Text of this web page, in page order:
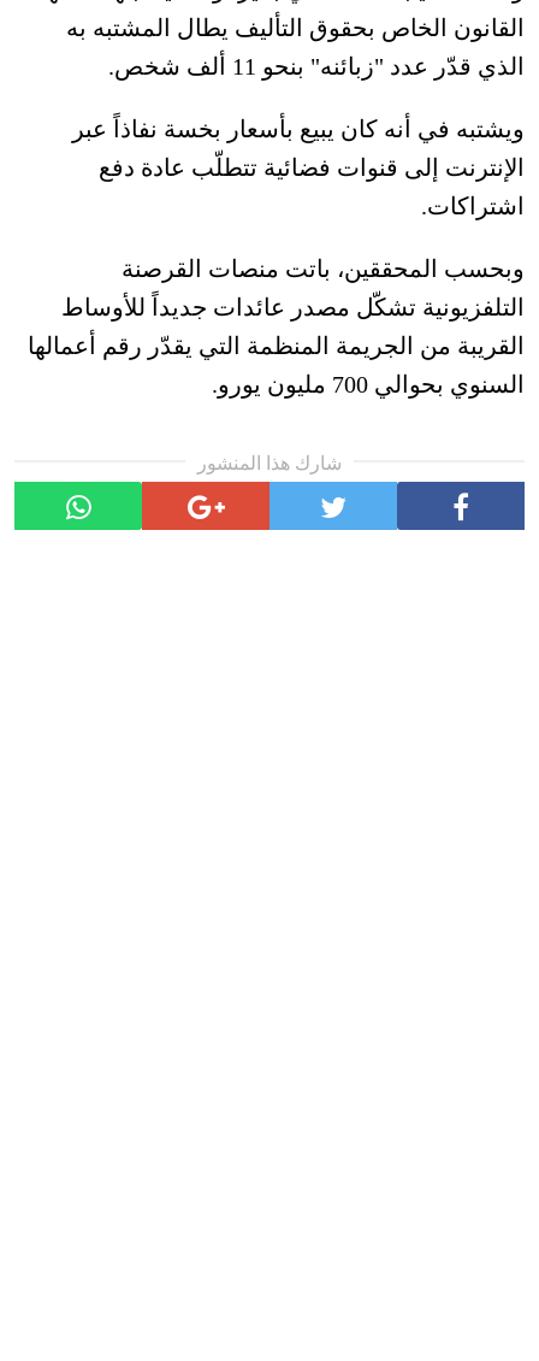
القانون الخاص بحقوق التأليف يطال المشتبه به
الذي قدّر عدد "زبائنه" بنحو 11 ألف شخص.
ويشتبه في أنه كان يبيع بأسعار بخسة نفاذاً عبر
الإنترنت إلى قنوات فضائية تتطلّب عادة دفع
اشتراكات.
وبحسب المحققين، باتت منصات القرصنة
التلفزيونية تشكّل مصدر عائدات جديداً للأوساط
القريبة من الجريمة المنظمة التي يقدّر رقم أعمالها
السنوي بحوالي 700 مليون يورو.
شارك هذا المنشور